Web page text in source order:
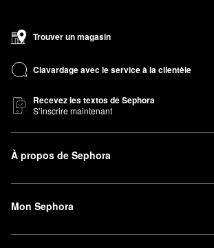
Trouver un magasin
Clavardage avec le service à la clientèle
Recevez les textos de Sephora
S’inscrire maintenant
À propos de Sephora
Mon Sephora